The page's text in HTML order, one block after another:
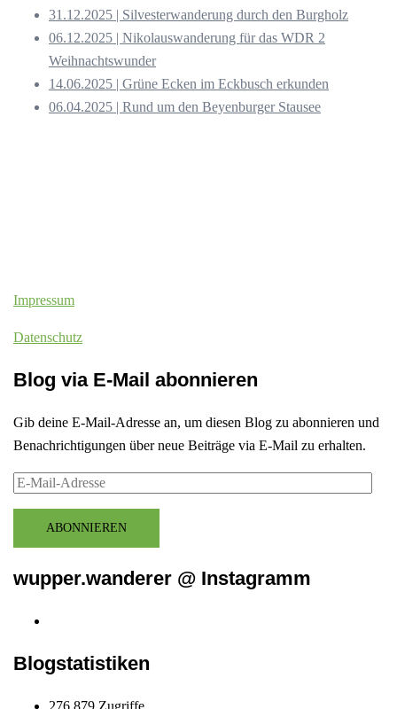
31.12.2025 | Silvesterwanderung durch den Burgholz
06.12.2025 | Nikolauswanderung für das WDR 2
Weihnachtswunder
14.06.2025 | Grüne Ecken im Eckbusch erkunden
06.04.2025 | Rund um den Beyenburger Stausee
Impressum
Datenschutz
Blog via E-Mail abonnieren
Gib deine E-Mail-Adresse an, um diesen Blog zu abonnieren und
Benachrichtigungen über neue Beiträge via E-Mail zu erhalten.
E-
AdresseABONNIEREN
wupper.wanderer @ Instagramm
Blogstatistiken
276.879 Zugriffe